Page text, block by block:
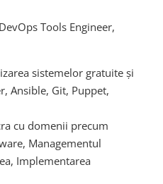
Tools Engineer,
sistemelor gratuite și
Ansible, Git, Puppet,
cu domenii precum
Managementul
Implementarea